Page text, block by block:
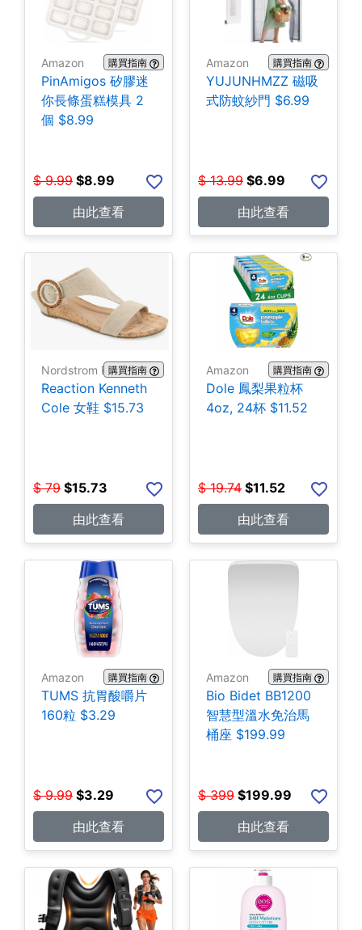
Amazon 購買指南
PinAmigos 矽膠迷
你長條蛋糕模具 2
個 $8.99
$ 9.99 $8.99
由此查看
Amazon 購買指南
YUJUNHMZZ 磁吸
式防蚊紗門 $6.99
$ 13.99 $6.99
由此查看
Nordstrom Rack購買指南
Reaction Kenneth
Cole 女鞋 $15.73
$ 79 $15.73
由此查看
Amazon 購買指南
Dole 鳳梨果粒杯
4oz, 24杯 $11.52
$ 19.74 $11.52
由此查看
Amazon 購買指南
TUMS 抗胃酸嚼片
160粒 $3.29
$ 9.99 $3.29
由此查看
Amazon 購買指南
Bio Bidet BB1200
智慧型溫水免治馬
桶座 $199.99
$ 399 $199.99
由此查看